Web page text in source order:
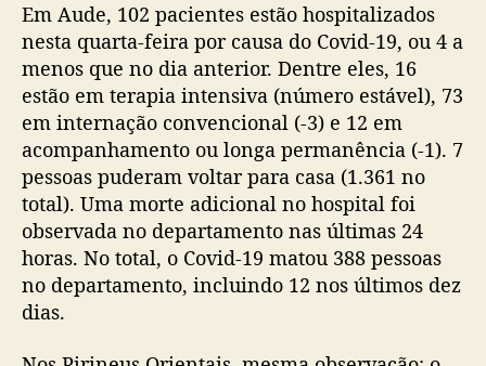
Em Aude, 102 pacientes estão hospitalizados
nesta quarta-feira por causa do Covid-19, ou 4 a
menos que no dia anterior. Dentre eles, 16
estão em terapia intensiva (número estável), 73
em internação convencional (-3) e 12 em
acompanhamento ou longa permanência (-1). 7
pessoas puderam voltar para casa (1.361 no
total). Uma morte adicional no hospital foi
observada no departamento nas últimas 24
horas. No total, o Covid-19 matou 388 pessoas
no departamento, incluindo 12 nos últimos dez
dias.